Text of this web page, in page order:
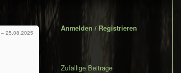
– 25.08.2025
Secondary
Sidebar
Anmelden / Registrieren
Zufällige Beiträge